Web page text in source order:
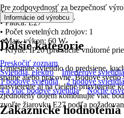
Technická špecifikácia
• Pätica: E27
• Počet svetelných zdrojov: 1
• Max. výkon: 60 W
• Krytie: IP20 (pre suché vnútorné
Umiestnite svietidlo do predsiene,
spálne alebo pracovne. Bodové
nasvietenie aj na cielené prisvietenie
zjednotený dojem kombinujte viac
zvoľte žiarovku E27 podľa
Pre zodpovednosť za bezpečnosť
Informácie od výrobcu .
Ďalšie kategórie
Preskočiť zoznam
Svietidlá, elektro
Interiérové svietidlá
1 bodové svietidlá
2 bodové svietidlá
4 a viac bodové svietidlá
Nočné
Zákaznícke hodnotenia